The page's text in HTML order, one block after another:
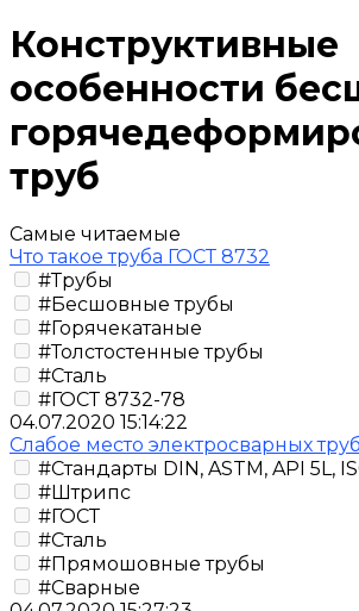
Конструктивные
особенности
труб
Самые читаемые
Что такое труба ГОСТ 8732
#Трубы
#Бесшовные трубы
#Горячекатаные
#Толстостенные трубы
#Сталь
#ГОСТ 8732-78
04.07.2020 15:14:22
Слабое место электросварных
#Стандарты DIN, ASTM, API 5L,
#Штрипс
#ГОСТ
#Сталь
#Прямошовные трубы
#Сварные